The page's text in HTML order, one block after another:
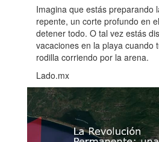
Imagina que estás preparando
repente, un corte profundo en
detener todo. O tal vez estás
vacaciones en la playa cuando
rodilla corriendo por la arena.
Lado.mx